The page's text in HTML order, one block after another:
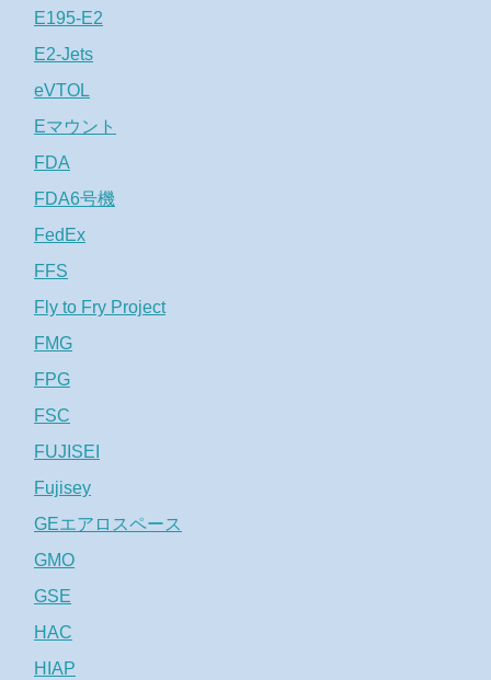
E195-E2
E2-Jets
eVTOL
Eマウント
FDA
FDA6号機
FedEx
FFS
Fly to Fry Project
FMG
FPG
FSC
FUJISEI
Fujisey
GEエアロスペース
GMO
GSE
HAC
HIAP